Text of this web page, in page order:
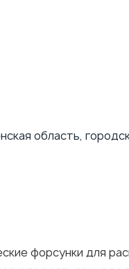
область,
форсунки для